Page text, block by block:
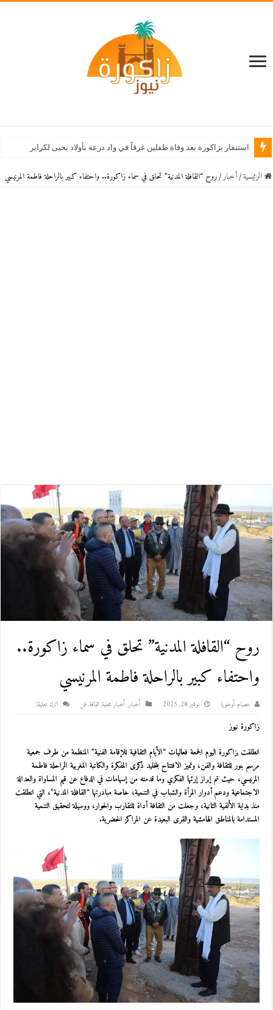
بقوة 4.8 على سلم
الرئيسية / أخبار / روح “القافلة المدنية” تحلق في سماء زاكورة.. واحتفاء كبير بالراحلة فاطمة المرنيسي
روح “القافلة المدنية” تحلق في سماء زاكورة..
واحتفاء كبير بالراحلة فاطمة المرنيسي
عصام أوخويا نوفمبر 28, 2025 أخبار, أخبار محلية, ثقافة, فن اترك تعليقا
زاكورة نيوز
انطلقت بزاكورة اليوم الجمعة فعاليات “الأيام الثقافية للإقامة الفنية” المنظمة من طرف جمعية
مرسم بنور للثقافة والفن، وتميز الافتتاح بتخليد ذكرى المفكرة والكاتبة المغربية الراحلة فاطمة
المرنيسي، حيث تم إبراز إرثها الفكري وما قدمته من إسهامات في الدفاع عن قيم المساواة والعدالة
الاجتماعية ودعم أدوار المرأة والشباب في التنمية، خاصة مبادرتها “القافلة المدنية”، التي انطلقت
منذ بداية الألفية الثانية، وجعلت من الثقافة أداة للتقارب والحوار، ووسيلة لتحقيق التنمية
المستدامة بالمناطق الهامشية والقرى البعيدة عن المراكز الحضرية.